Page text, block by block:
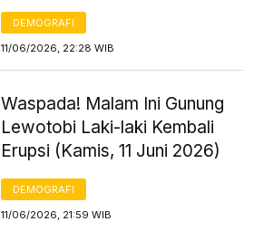
DEMOGRAFI
11/06/2026, 22:28 WIB
Waspada! Malam Ini Gunung
Lewotobi Laki-laki Kembali
Erupsi (Kamis, 11 Juni 2026)
DEMOGRAFI
11/06/2026, 21:59 WIB